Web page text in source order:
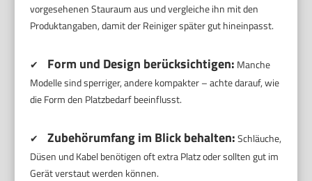
vorgesehenen Stauraum aus und vergleiche ihn mit den
Produktangaben, damit der Reiniger später gut hineinpasst.
✔ Form und Design berücksichtigen: Manche
Modelle sind sperriger, andere kompakter – achte darauf, wie
die Form den Platzbedarf beeinflusst.
✔ Zubehörumfang im Blick behalten:Schläuche,
Düsen und Kabel benötigen oft extra Platz oder sollten gut im
Gerät verstaut werden können.